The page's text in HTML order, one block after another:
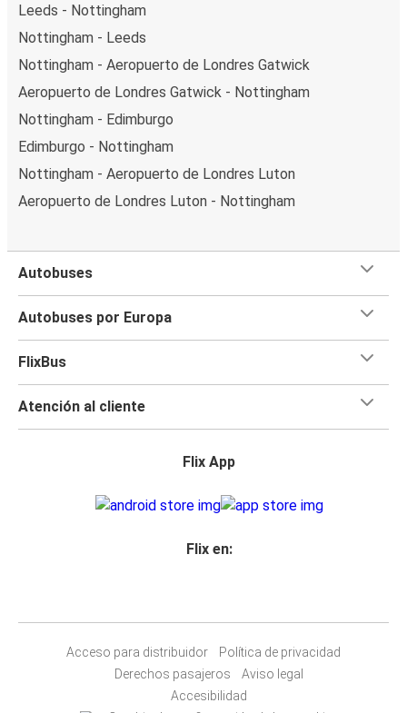
Leeds - Nottingham
Nottingham - Leeds
Nottingham - Aeropuerto de Londres Gatwick
Aeropuerto de Londres Gatwick - Nottingham
Nottingham - Edimburgo
Edimburgo - Nottingham
Nottingham - Aeropuerto de Londres Luton
Aeropuerto de Londres Luton - Nottingham
Autobuses
Autobuses por Europa
FlixBus
Atención al cliente
Flix App
Flix en:
Acceso para distribuidor
Política de privacidad
Derechos pasajeros
Aviso legal
Accesibilidad